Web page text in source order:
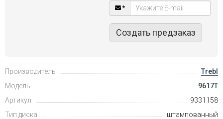
*
Создать предзаказ
Производитель
Trebl
Модель
9617T
Артикул
9331158
Тип диска
штампованный